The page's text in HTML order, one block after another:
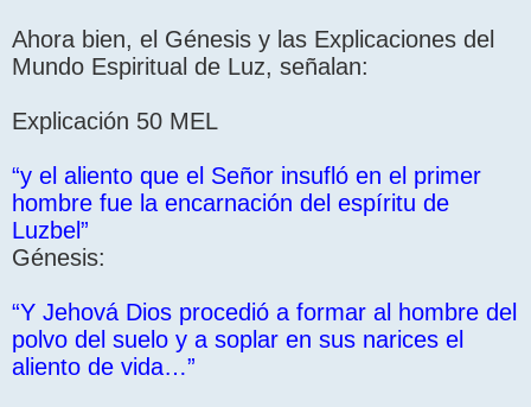
Ahora bien, el Génesis y las Explicaciones del
Mundo Espiritual de Luz, señalan:
Explicación 50 MEL
“y el aliento que el Señor insufló en el primer
hombre fue la encarnación del espíritu de
Luzbel”
Génesis:
“Y Jehová Dios procedió a formar al hombre del
polvo del suelo y a soplar en sus narices el
aliento de vida…”